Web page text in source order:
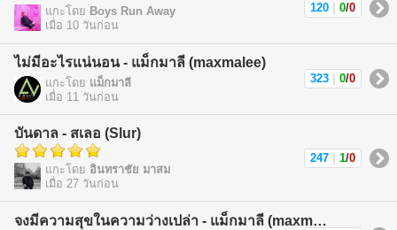
แกะโดย Boys Run Away
เมื่อ 10 วันก่อน
120 0/0
ไม่มีอะไรแน่นอน - แม็กมาลี (maxmalee)
แกะโดย แม็กมาลี
เมื่อ 11 วันก่อน
323 0/0
บันดาล - สเลอ (Slur)
แกะโดย อินทราชัย มาสม
เมื่อ 27 วันก่อน
247 1/0
จงมีความสุขในความว่างเปล่า - แม็กมาลี (maxmalee)